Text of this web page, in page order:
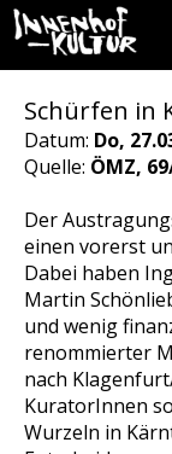
Schürfen in
Datum: Do,
Quelle: ÖMZ,
Der
einen vorerst
Dabei haben
Martin
und wenig
renommierter
nach
KuratorInnen
Wurzeln in